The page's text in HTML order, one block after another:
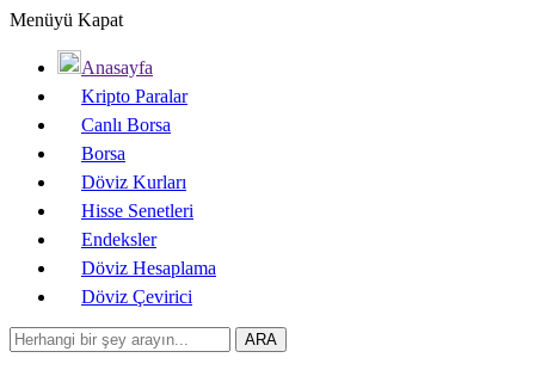
Menüyü Kapat
Anasayfa
Kripto Paralar
Canlı Borsa
Borsa
Döviz Kurları
Hisse Senetleri
Endeksler
Döviz Hesaplama
Döviz Çevirici